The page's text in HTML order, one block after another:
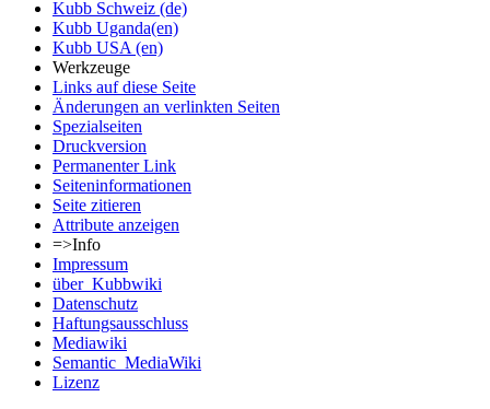
Kubb Schweiz (de)
Kubb Uganda(en)
Kubb USA (en)
Werkzeuge
Links auf diese Seite
Änderungen an verlinkten Seiten
Spezialseiten
Druckversion
Permanenter Link
Seiten­informationen
Seite zitieren
Attribute anzeigen
=>Info
Impressum
über_Kubbwiki
Datenschutz
Haftungsausschluss
Mediawiki
Semantic_MediaWiki
Lizenz